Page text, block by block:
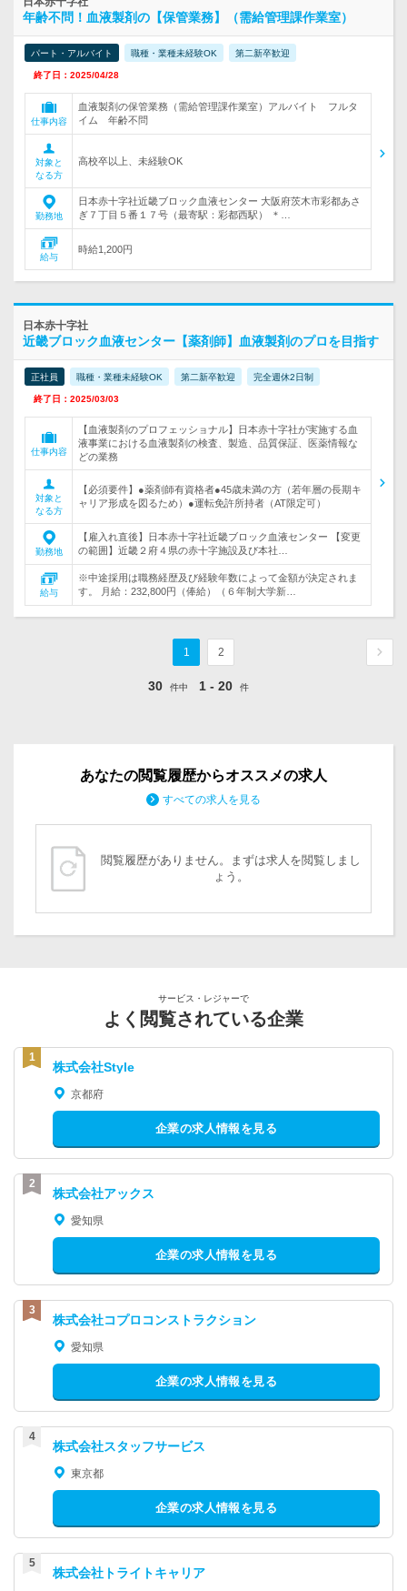
年齢不問！血液製剤の【保管業務】（需給管理課作業室）
パート・アルバイト 職種・業種未経験OK 第二新卒歓迎
終了日：2025/04/28
仕事内容
血液製剤の保管業務（需給管理課作業室）アルバイト フルタ
イム 年齢不問
対象と
なる方
高校卒以上、未経験OK
勤務地
日本赤十字社近畿ブロック血液センター 大阪府茨木市彩都あさ
ぎ７丁目５番１７号（最寄駅：彩都西駅） ＊…
給与
時給1,200円
日本赤十字社
近畿ブロック血液センター【薬剤師】血液製剤のプロを目指す
正社員 職種・業種未経験OK 第二新卒歓迎 完全週休2日制
終了日：2025/03/03
仕事内容
【血液製剤のプロフェッショナル】日本赤十字社が実施する血
液事業における血液製剤の検査、製造、品質保証、医薬情報な
どの業務
対象と
なる方
【必須要件】●薬剤師有資格者●45歳未満の方（若年層の長期キ
ャリア形成を図るため）●運転免許所持者（AT限定可）
勤務地
【雇入れ直後】日本赤十字社近畿ブロック血液センター 【変更
の範囲】近畿２府４県の赤十字施設及び本社…
給与
※中途採用は職務経歴及び経験年数によって金額が決定されま
す。 月給：232,800円（俸給）（６年制大学新…
1 2
30 件中 1 - 20 件
あなたの閲覧履歴からオススメの求人
すべての求人を見る
閲覧履歴がありません。まずは求人を閲覧しまし
ょう。
サービス・レジャーで
よく閲覧されている企業
株式会社Style
京都府
企業の求人情報を見る
株式会社アックス
愛知県
企業の求人情報を見る
株式会社コプロコンストラクション
愛知県
企業の求人情報を見る
株式会社スタッフサービス
東京都
企業の求人情報を見る
株式会社トライトキャリア